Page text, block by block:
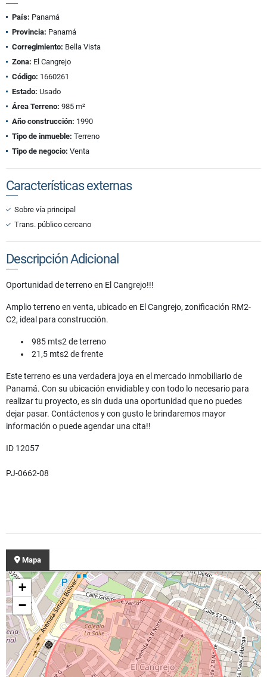
País: Panamá
Provincia: Panamá
Corregimiento: Bella Vista
Zona: El Cangrejo
Código: 1660261
Estado: Usado
Área Terreno: 985 m²
Año construcción: 1990
Tipo de inmueble: Terreno
Tipo de negocio: Venta
Características externas
Sobre vía principal
Trans. público cercano
Descripción Adicional
Oportunidad de terreno en El Cangrejo!!!
Amplio terreno en venta, ubicado en El Cangrejo, zonificación RM2-
C2, ideal para construcción.
985 mts2 de terreno
21,5 mts2 de frente
Este terreno es una verdadera joya en el mercado inmobiliario de
Panamá. Con su ubicación envidiable y con todo lo necesario para
realizar tu proyecto, es sin duda una oportunidad que no puedes
dejar pasar. Contáctenos y con gusto le brindaremos mayor
información o puede agendar una cita!!
ID 12057
PJ-0662-08
Mapa
+
−